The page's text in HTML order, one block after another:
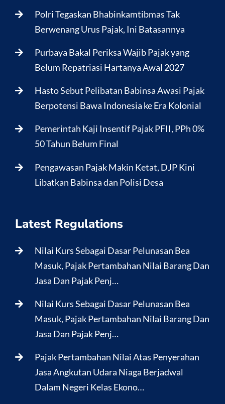
Polri Tegaskan Bhabinkamtibmas Tak
Berwenang Urus Pajak, Ini Batasannya
Purbaya Bakal Periksa Wajib Pajak yang
Belum Repatriasi Hartanya Awal 2027
Hasto Sebut Pelibatan Babinsa Awasi Pajak
Berpotensi Bawa Indonesia ke Era Kolonial
Pemerintah Kaji Insentif Pajak PFII, PPh 0%
50 Tahun Belum Final
Pengawasan Pajak Makin Ketat, DJP Kini
Libatkan Babinsa dan Polisi Desa
Latest Regulations
Nilai Kurs Sebagai Dasar Pelunasan Bea
Masuk, Pajak Pertambahan Nilai Barang Dan
Jasa Dan Pajak Penj…
Nilai Kurs Sebagai Dasar Pelunasan Bea
Masuk, Pajak Pertambahan Nilai Barang Dan
Jasa Dan Pajak Penj…
Pajak Pertambahan Nilai Atas Penyerahan
Jasa Angkutan Udara Niaga Berjadwal
Dalam Negeri Kelas Ekono…